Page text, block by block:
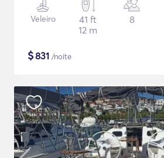
Veleiro
41 ft
12 m
8
$831 /noite